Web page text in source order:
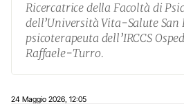
Ricercatrice della Facoltà di
dell’Università Vita-Salute San
psicoterapeuta dell’IRCCS
Raffaele-Turro.
24 Maggio 2026 12:05